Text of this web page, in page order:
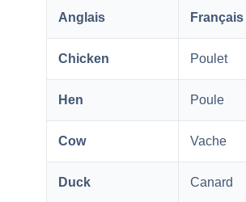
Anglais Français
Chicken Poulet
Hen Poule
Cow Vache
Duck Canard